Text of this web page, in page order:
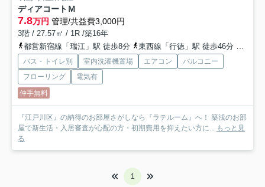
ディアコートＭ
7.8万円 管理/共益費3,000円
3階 / 27.57㎡ / 1R /築16年
都営新宿線「瑞江」駅 徒歩8分
東西線「行徳」駅 徒歩46分
バス・トイレ別 室内洗濯機置場 エアコン
バルコニー
フローリング
電気有
仲手無料
『江戸川区』の納得のお部屋さがしなら『ラテルーム』へ！ 築浅のお部
屋で新生活・入居審査が心配の方・初期費用を抑えたい方に...
もっと見
る
1